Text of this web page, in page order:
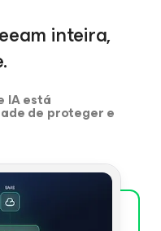
inteira,
IA está
de proteger e